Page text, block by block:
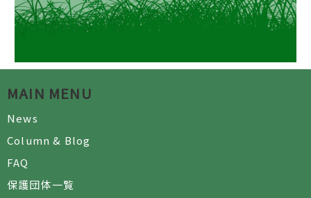
MAIN MENU
News
Column & Blog
FAQ
保護団体一覧